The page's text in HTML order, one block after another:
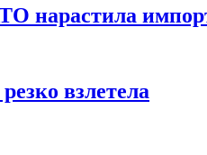
нарастила
взлетела